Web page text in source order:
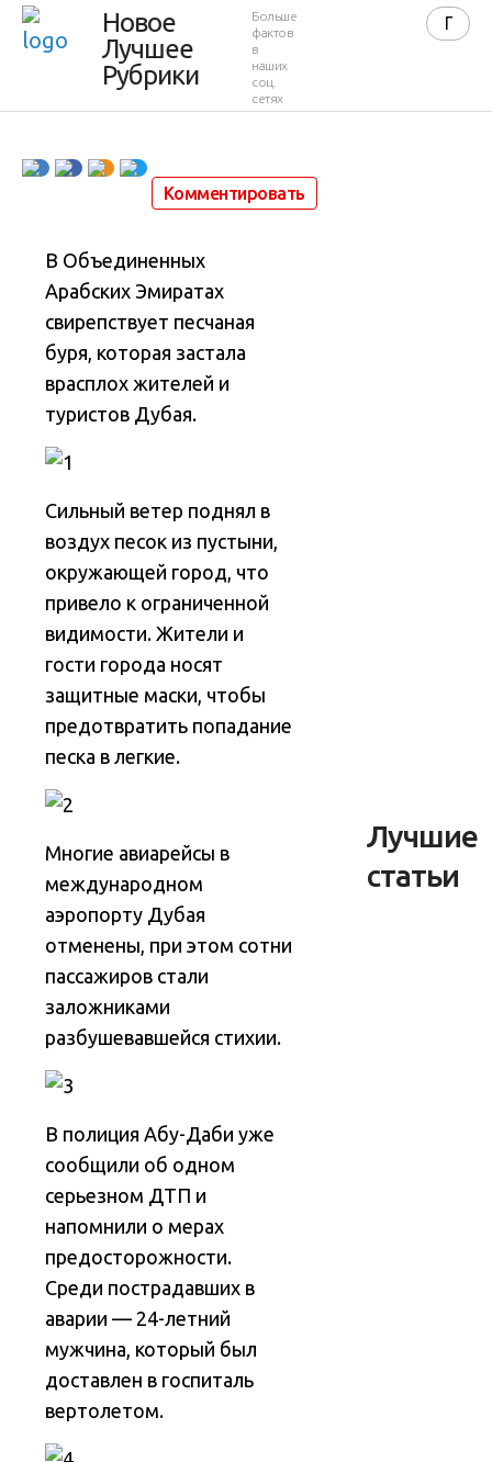
Новое
Лучшее
Рубрики
Больше
фактов
в
наших
соц.
сетях
парализовала
город
Комментировать
В Объединенных
Арабских Эмиратах
свирепствует песчаная
буря, которая застала
врасплох жителей и
туристов Дубая.
Сильный ветер поднял в
воздух песок из пустыни,
окружающей город, что
привело к ограниченной
видимости. Жители и
гости города носят
защитные маски, чтобы
предотвратить попадание
песка в легкие.
Многие авиарейсы в
международном
аэропорту Дубая
отменены, при этом сотни
пассажиров стали
заложниками
разбушевавшейся стихии.
В полиция Абу-Даби уже
сообщили об одном
серьезном ДТП и
напомнили о мерах
предосторожности.
Среди пострадавших в
аварии — 24-летний
мужчина, который был
доставлен в госпиталь
вертолетом.
Лучшие
статьи